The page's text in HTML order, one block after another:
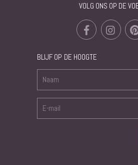
VOLG ONS OP DE
BLIJF OP DE HOOGTE